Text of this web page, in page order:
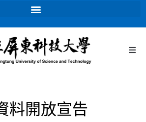
料開放宣告